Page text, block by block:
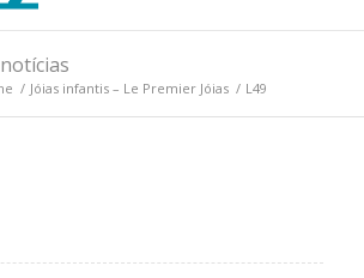
/ Jóias infantis – Le Premier Jóias / L49